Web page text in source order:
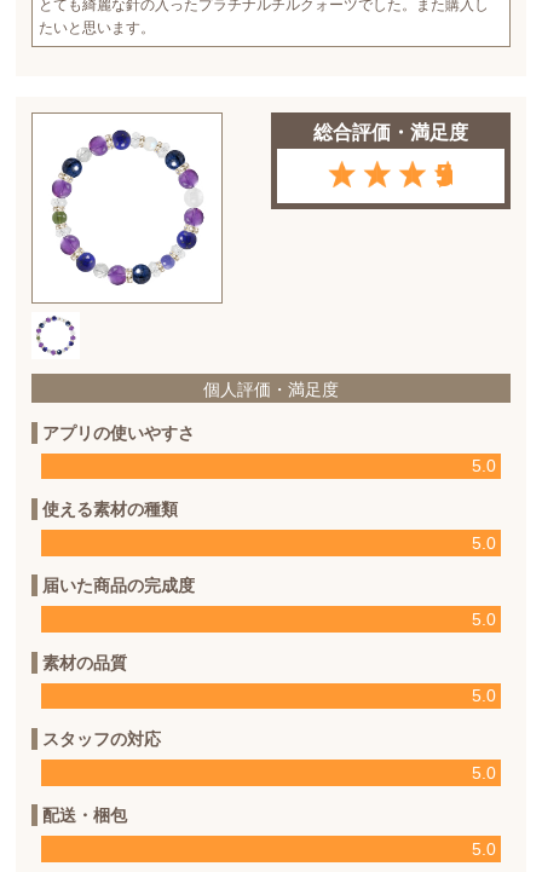
とても綺麗な針の入ったプラチナルチルクォーツでした。また購入し
たいと思います。
総合評価・満足度
5
個人評価・満足度
アプリの使いやすさ
5.0
使える素材の種類
5.0
届いた商品の完成度
5.0
素材の品質
5.0
スタッフの対応
5.0
配送・梱包
5.0